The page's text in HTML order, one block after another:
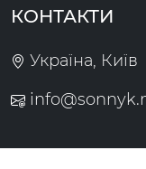
КОНТАКТИ
Україна, Київ